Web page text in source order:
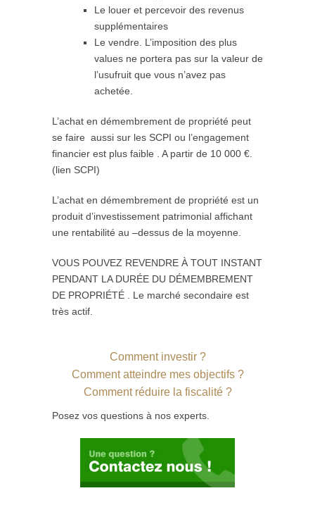
Le louer et percevoir des revenus
supplémentaires
Le vendre. L’imposition des plus
values ne portera pas sur la valeur de
l’usufruit que vous n’avez pas
achetée.
L’achat en démembrement de propriété peut
se faire aussi sur les SCPI ou l’engagement
financier est plus faible . A partir de 10 000 €.
(lien SCPI)
L’achat en démembrement de propriété est un
produit d’investissement patrimonial affichant
une rentabilité au –dessus de la moyenne.
VOUS POUVEZ REVENDRE À TOUT INSTANT
PENDANT LA DURÉE DU DÉMEMBREMENT
DE PROPRIÉTÉ . Le marché secondaire est
très actif.
Comment investir ?
Comment atteindre mes objectifs ?
Comment réduire la fiscalité ?
Posez vos questions à nos experts.